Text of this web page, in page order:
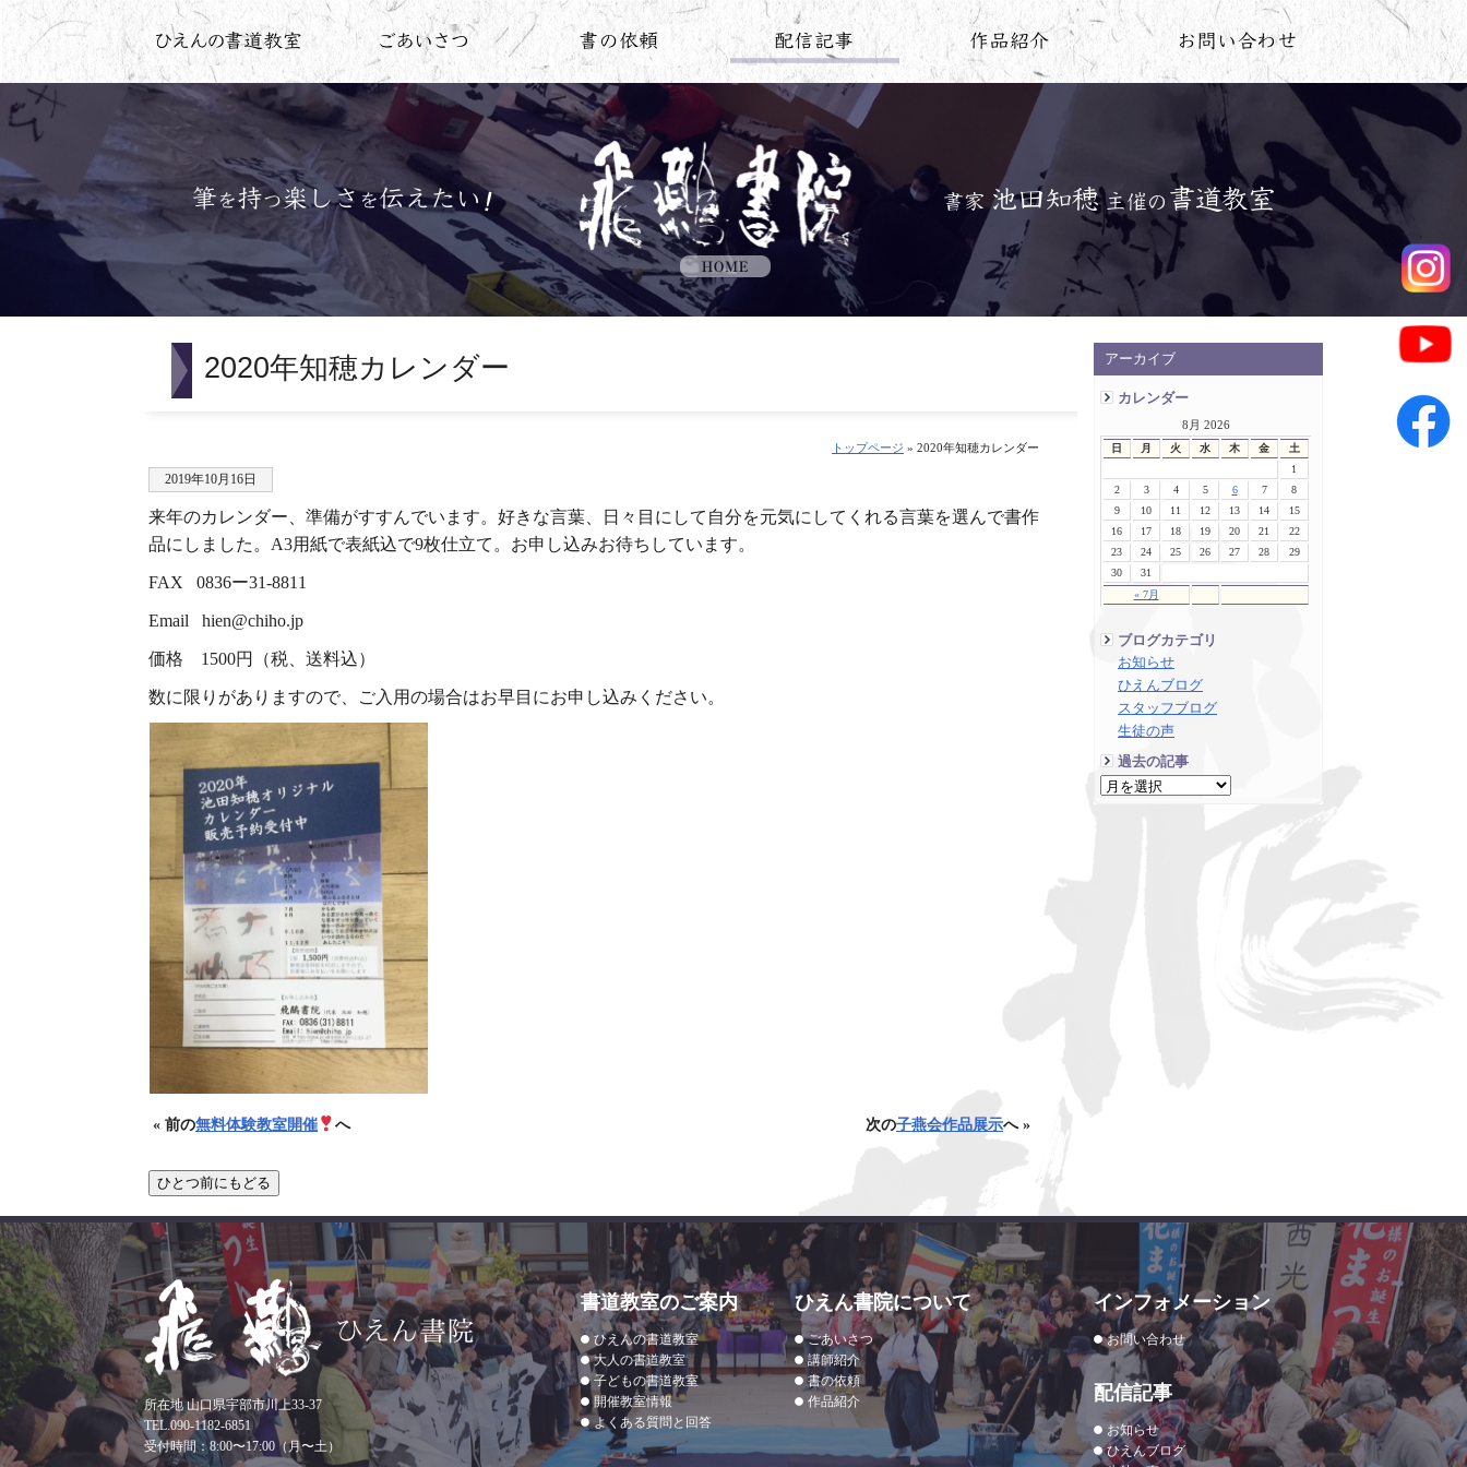
アーカイブ
カレンダー
8月 2026
日 月 火 水 木 金 土
« 7月
1
2
3 4 5 6 7
8
9
10 11 12 13 14
15
16
17 18 19 20 21
22
23
24 25 26 27 28
29
30
31
ブログカテゴリ
お知らせ
ひえんブログ
スタッフブログ
生徒の声
過去の記事
2020年知穂カレンダー
トップページ » 2020年知穂カレンダー
2019年10月16日
来年のカレンダー、準備がすすんでいます。好きな言葉、日々目にして自分を元気にしてくれる言葉を選んで書作
品にしました。A3用紙で表紙込で9枚仕立て。お申し込みお待ちしています。
FAX 0836ー31-8811
Email hien@chiho.jp
価格 1500円（税、送料込）
数に限りがありますので、ご入用の場合はお早目にお申し込みください。
« 前の無料体験教室開催 へ 次の子燕会作品展示へ »
所在地 山口県宇部市川上33-37
TEL.090-1182-6851
受付時間：8:00〜17:00（月〜土）
書道教室のご案内
ひえんの書道教室
大人の書道教室
子どもの書道教室
開催教室情報
よくある質問と回答
ひえん書院について
ごあいさつ
講師紹介
書の依頼
作品紹介
インフォメーション
お問い合わせ
配信記事
お知らせ
ひえんブログ